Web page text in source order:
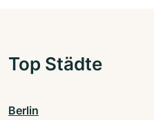
Top Städte
Berlin